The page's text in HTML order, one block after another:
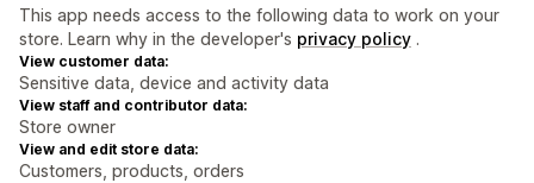
This app needs access to the following data to work on your
store. Learn why in the developer's privacy policy .
View customer data:
Sensitive data, device and activity data
View staff and contributor data:
Store owner
View and edit store data:
Customers, products, orders